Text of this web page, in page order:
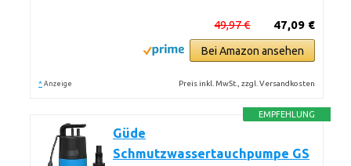
47,09 €
49,97 €
Bei Amazon ansehen
* Anzeige Preis inkl. MwSt., zzgl. Versandkosten
EMPFEHLUNG
Güde
Schmutzwassertauchpumpe GS